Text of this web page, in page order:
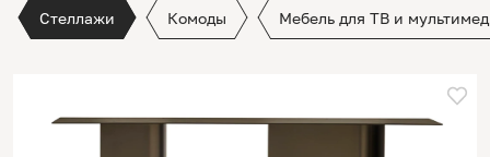
Стеллажи Комоды Мебель для ТВ и